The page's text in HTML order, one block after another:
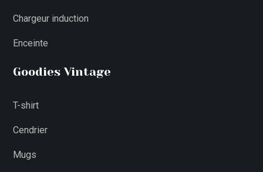
Chargeur induction
Enceinte
Goodies Vintage
T-shirt
Cendrier
Mugs